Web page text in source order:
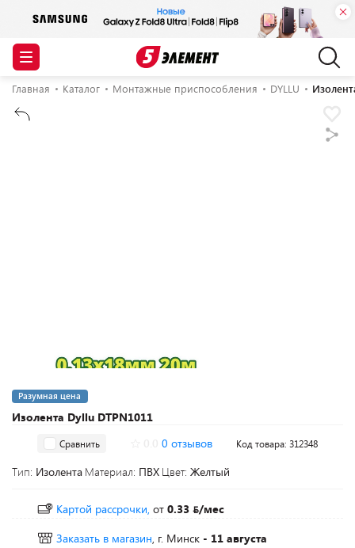
Главная Каталог Монтажные приспособления DYLLU
Изолента Dyllu DTPN1011
Разумная цена
Сравнить 0 отзывов Код товара: 312348
Тип: Изолента Материал: ПВХ Цвет: Желтый
Картой рассрочки, от 0.33
/мес
Заказать в магазин, г. Минск - 11 августа